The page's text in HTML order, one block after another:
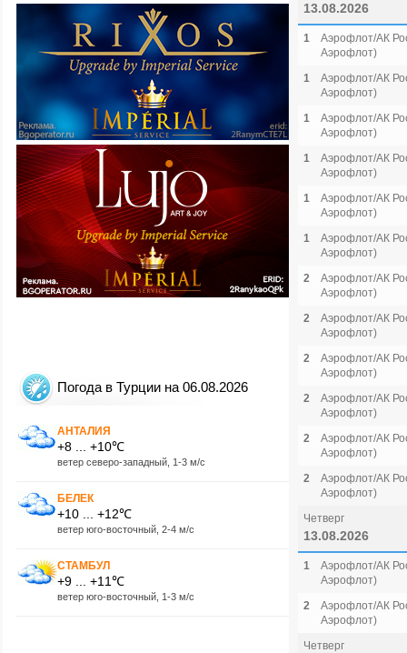
Погода в Турции на 06.08.2026
АНТАЛИЯ
+8 ... +10℃
ветер северо-западный, 1-3 м/с
БЕЛЕК
+10 ... +12℃
ветер юго-восточный, 2-4 м/с
СТАМБУЛ
+9 ... +11℃
ветер юго-восточный, 1-3 м/с
13.08.2026
1
Аэрофлот/АК
Аэрофлот)
1
Аэрофлот/АК
Аэрофлот)
1
Аэрофлот/АК
Аэрофлот)
1
Аэрофлот/АК
Аэрофлот)
1
Аэрофлот/АК
Аэрофлот)
1
Аэрофлот/АК
Аэрофлот)
2
Аэрофлот/АК
Аэрофлот)
2
Аэрофлот/АК
Аэрофлот)
2
Аэрофлот/АК
Аэрофлот)
2
Аэрофлот/АК
Аэрофлот)
2
Аэрофлот/АК
Аэрофлот)
2
Аэрофлот/АК
Аэрофлот)
Четверг
13.08.2026
1
Аэрофлот/АК
Аэрофлот)
2
Аэрофлот/АК
Аэрофлот)
Четверг